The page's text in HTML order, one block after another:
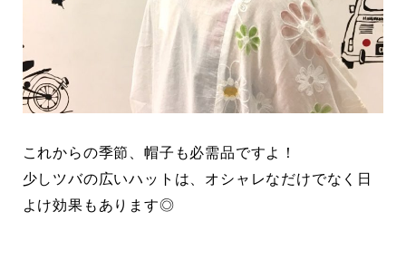
これからの季節、帽子も必需品ですよ！
少しツバの広いハットは、オシャレなだけでなく日
よけ効果もあります◎